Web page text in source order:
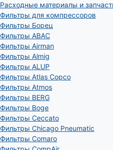
Расходные материалы и
Фильтры для компрессоров
Фильтры Борец
Фильтры ABAC
Фильтры Airman
Фильтры Almig
Фильтры ALUP
Фильтры Atlas Copco
Фильтры Atmos
Фильтры BERG
Фильтры Boge
Фильтры Ceccato
Фильтры Chicago Pneumatic
Фильтры Comaro